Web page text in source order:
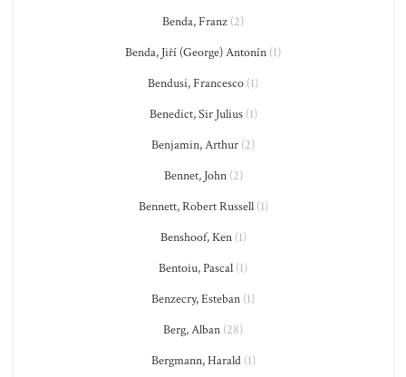
Benda, Franz (2)
Benda, Jiří (George) Antonín (1)
Bendusi, Francesco (1)
Benedict, Sir Julius(1)
Benjamin, Arthur (2)
Bennet, John(2)
Bennett, Robert Russell(1)
Benshoof, Ken(1)
Bentoiu, Pascal (1)
Benzecry, Esteban (1)
Berg, Alban (28)
Bergmann, Harald(1)